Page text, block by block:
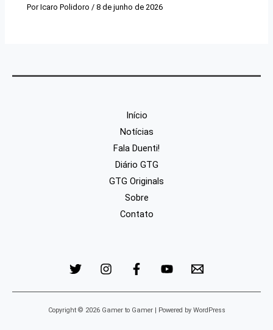
PorIcaro Polidoro/8 de junho de 2026
Início
Notícias
Fala Duenti!
Diário GTG
GTG Originals
Sobre
Contato
Copyright © 2026 Gamer to Gamer | Powered by WordPress